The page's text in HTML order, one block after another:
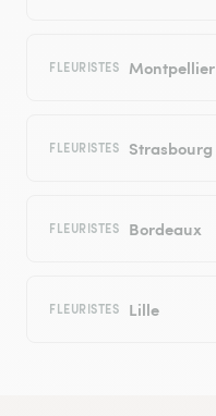
FLEURISTES Montpellier
FLEURISTES Strasbourg
FLEURISTES Bordeaux
FLEURISTES Lille